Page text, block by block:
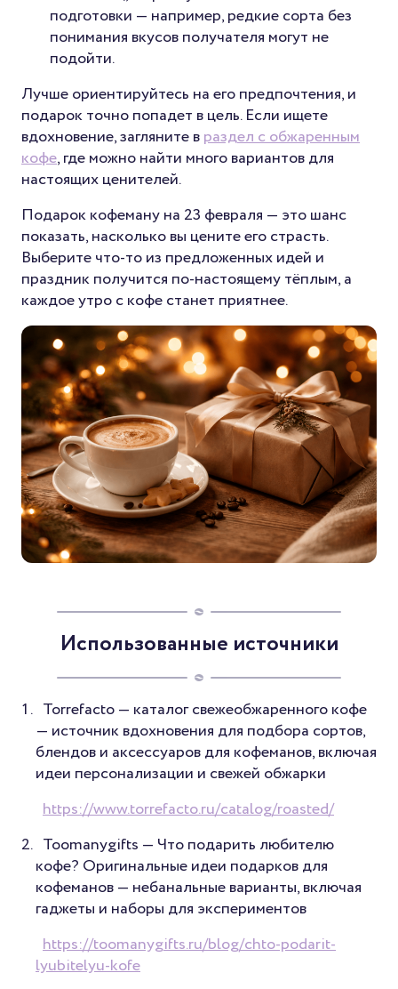
подготовки — например, редкие сорта без
понимания вкусов получателя могут не
подойти.
Лучше ориентируйтесь на его предпочтения, и
подарок точно попадет в цель. Если ищете
вдохновение, загляните враздел с обжаренным
кофе, где можно найти много вариантов для
настоящих ценителей.
Подарок кофеману на 23 февраля — это шанс
показать, насколько вы цените его страсть.
Выберите что-то из предложенных идей и
праздник получится по-настоящему тёплым, а
каждое утро с кофе станет приятнее.
Использованные источники
Torrefacto — каталог свежеобжаренного кофе
— источник вдохновения для подбора сортов,
блендов и аксессуаров для кофеманов, включая
идеи персонализации и свежей обжарки
https://www.torrefacto.ru/catalog/roasted/
Toomanygifts — Что подарить любителю
кофе? Оригинальные идеи подарков для
кофеманов — небанальные варианты, включая
гаджеты и наборы для экспериментов
https://toomanygifts.ru/blog/chto-podarit-
lyubitelyu-kofe